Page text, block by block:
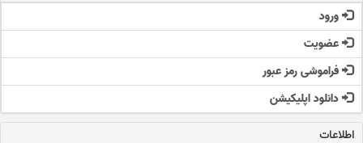
ورود
عضویت
فراموشی رمز عبور
دانلود اپلیکیشن
اطلاعات